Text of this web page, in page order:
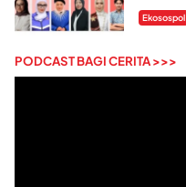
Ekosospol
PODCAST BAGI CERITA >>>